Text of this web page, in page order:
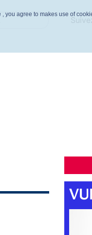
you agree to makes use of